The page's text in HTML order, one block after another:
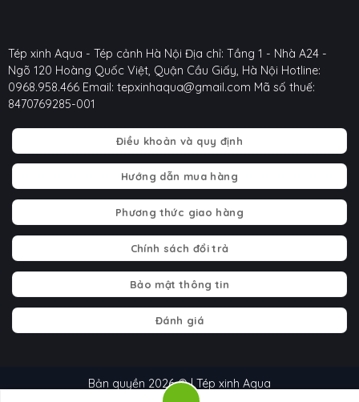
Tép xinh Aqua - Tép cảnh Hà Nội Địa chỉ: Tầng 1 - Nhà A24 -
Ngõ 120 Hoàng Quốc Việt, Quận Cầu Giấy, Hà Nội Hotline:
0968.958.466 Email: tepxinhaqua@gmail.com Mã số thuế:
8470769285-001
Điều khoản và quy định
Hướng dẫn mua hàng
Phương thức giao hàng
Chính sách đổi trả
Bảo mật thông tin
Đánh giá
Bản quyền 2026 © | Tép xinh Aqua